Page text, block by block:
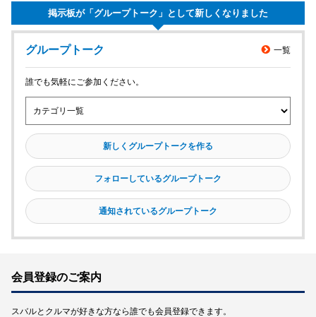
グループトークを見る
タイムラインを見る
掲示板が「グループトーク」として新しくなりました
グループトーク 一覧
誰でも気軽にご参加ください。
新しくグループトークを作る
フォローしているグループトーク
通知されているグループトーク
会員登録のご案内
スバルとクルマが好きな方なら誰でも会員登録できます。